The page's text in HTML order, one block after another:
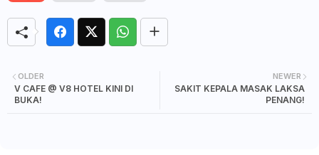
NEWER
SAKIT KEPALA MASAK LAKSA
PENANG!
OLDER
V CAFE @ V8 HOTEL KINI DI
BUKA!